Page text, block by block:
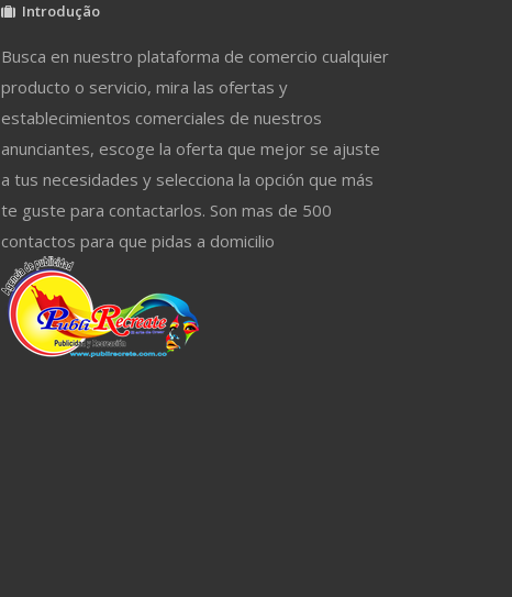
Introdução
Busca en nuestro plataforma de comercio cualquier
producto o servicio, mira las ofertas y
establecimientos comerciales de nuestros
anunciantes, escoge la oferta que mejor se ajuste
a tus necesidades y selecciona la opción que más
te guste para contactarlos. Son mas de 500
contactos para que pidas a domicilio